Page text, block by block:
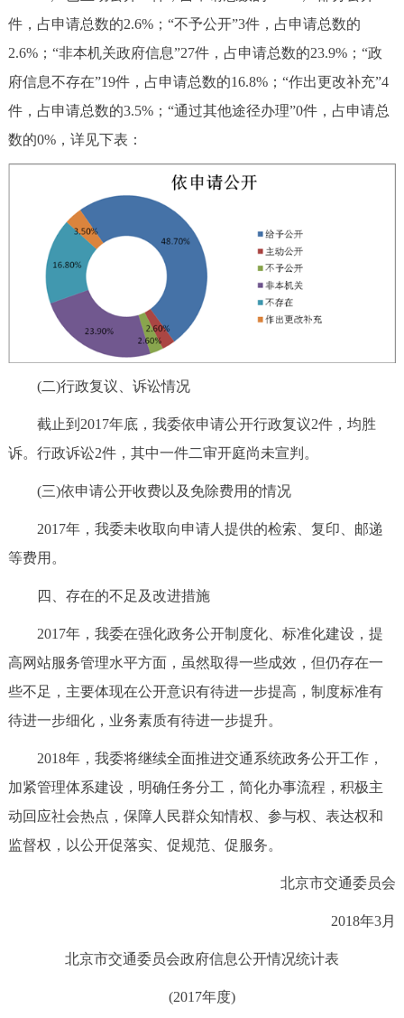
件，占申请总数的2.6%；“不予公开”3件，占申请总数的
2.6%；“非本机关政府信息”27件，占申请总数的23.9%；“政
府信息不存在”19件，占申请总数的16.8%；“作出更改补充”4
件，占申请总数的3.5%；“通过其他途径办理”0件，占申请总
数的0%，详见下表：
(二)行政复议、诉讼情况
截止到2017年底，我委依申请公开行政复议2件，均胜
诉。行政诉讼2件，其中一件二审开庭尚未宣判。
(三)依申请公开收费以及免除费用的情况
2017年，我委未收取向申请人提供的检索、复印、邮递
等费用。
四、存在的不足及改进措施
2017年，我委在强化政务公开制度化、标准化建设，提
高网站服务管理水平方面，虽然取得一些成效，但仍存在一
些不足，主要体现在公开意识有待进一步提高，制度标准有
待进一步细化，业务素质有待进一步提升。
2018年，我委将继续全面推进交通系统政务公开工作，
加紧管理体系建设，明确任务分工，简化办事流程，积极主
动回应社会热点，保障人民群众知情权、参与权、表达权和
监督权，以公开促落实、促规范、促服务。
北京市交通委员会
2018年3月
北京市交通委员会政府信息公开情况统计表
(2017年度)